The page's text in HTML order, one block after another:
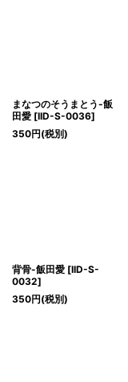
まなつのそうまとう-飯
田愛 [IID-S-0036]
350円(税別)
背骨-飯田愛 [IID-S-
0032]
350円(税別)